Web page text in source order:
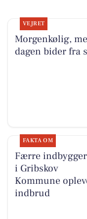
VEJRET
Morgenkølig,
dagen bider fra
FAKTA OM
Færre
i Gribskov
Kommune
indbrud